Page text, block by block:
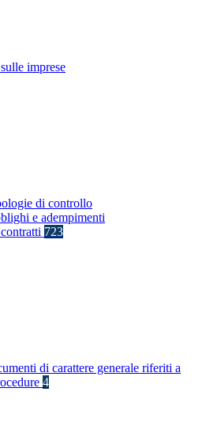
imprese
di controllo
e adempimenti
723
di carattere generale riferiti a
4